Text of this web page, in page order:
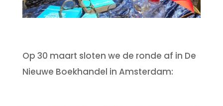
Op 30 maart sloten we de ronde af in De
Nieuwe Boekhandel in Amsterdam: